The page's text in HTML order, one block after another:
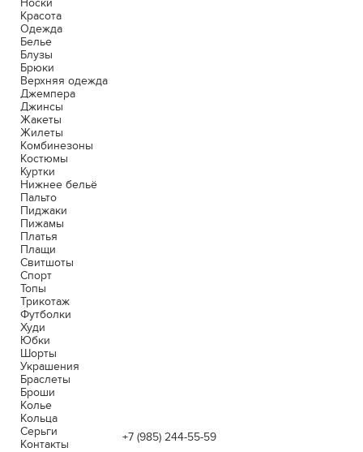
+7 (985) 244-55-59
Носки
Красота
Одежда
Белье
Блузы
Брюки
Верхняя одежда
Джемпера
Джинсы
Жакеты
Жилеты
Комбинезоны
Костюмы
Куртки
Нижнее бельё
Пальто
Пиджаки
Пижамы
Платья
Плащи
Свитшоты
Спорт
Топы
Трикотаж
Футболки
Худи
Юбки
Шорты
Украшения
Браслеты
Броши
Колье
Кольца
Серьги
Контакты